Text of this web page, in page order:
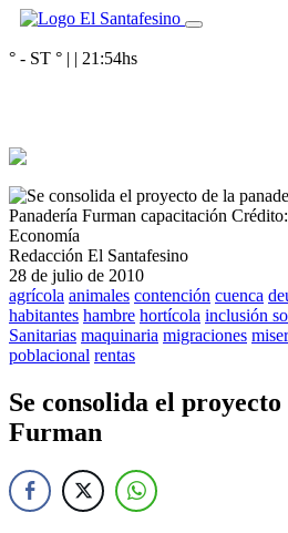
° - ST ° | | 21:54hs
Panadería Furman capacitación
Economía
Redacción El Santafesino
28 de julio de 2010
agrícola animales contención cuenca
habitantes hambre hortícola inclusión
Sanitarias maquinaria migraciones
poblacional rentas
Se consolida el
Furman